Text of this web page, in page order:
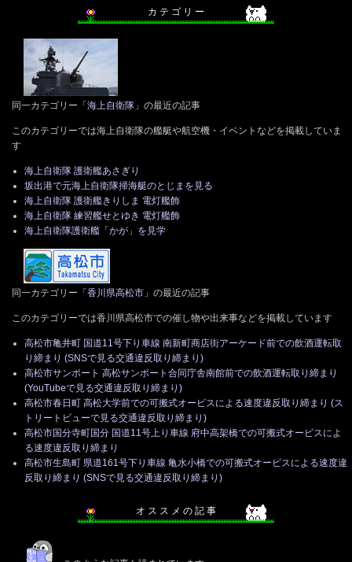
カ テ ゴ リ ー
同一カテゴリー「 海上自衛隊 」の最近の記事
このカテゴリーでは海上自衛隊の艦艇や航空機・イベントなどを掲載していま
す
海上自衛隊 護衛艦あさぎり
坂出港で元海上自衛隊掃海艇のとじまを見る
海上自衛隊 護衛艦きりしま 電灯艦飾
海上自衛隊 練習艦せとゆき 電灯艦飾
海上自衛隊護衛艦「かが」を見学
同一カテゴリー「 香川県高松市 」の最近の記事
このカテゴリーでは香川県高松市での催し物や出来事などを掲載しています
高松市亀井町 国道11号下り車線 南新町商店街アーケード前での飲酒運転取
り締まり (SNSで見る交通違反取り締まり)
高松市サンポート 高松サンポート合同庁舎南館前での飲酒運転取り締まり
(YouTubeで見る交通違反取り締まり)
高松市春日町 高松大学前での可搬式オービスによる速度違反取り締まり (ス
トリートビューで見る交通違反取り締まり)
高松市国分寺町国分 国道11号上り車線 府中高架橋での可搬式オービスによ
る速度違反取り締まり
高松市生島町 県道161号下り車線 亀水小橋での可搬式オービスによる速度違
反取り締まり (SNSで見る交通違反取り締まり)
オ ス ス メ の 記 事